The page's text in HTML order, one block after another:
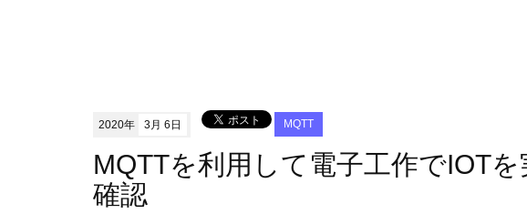
2020年 3月 6日 MQTT
MQTTを利用して電子工作でIOT
確認